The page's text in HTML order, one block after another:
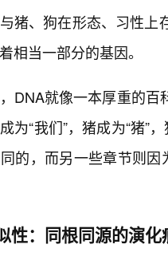
猪、狗在形态、习性上
相当一部分的基因。
DNA就像一本厚重的
为“我们”，猪成为“猪”
的，而另一些章节则
性：同根同源的演化